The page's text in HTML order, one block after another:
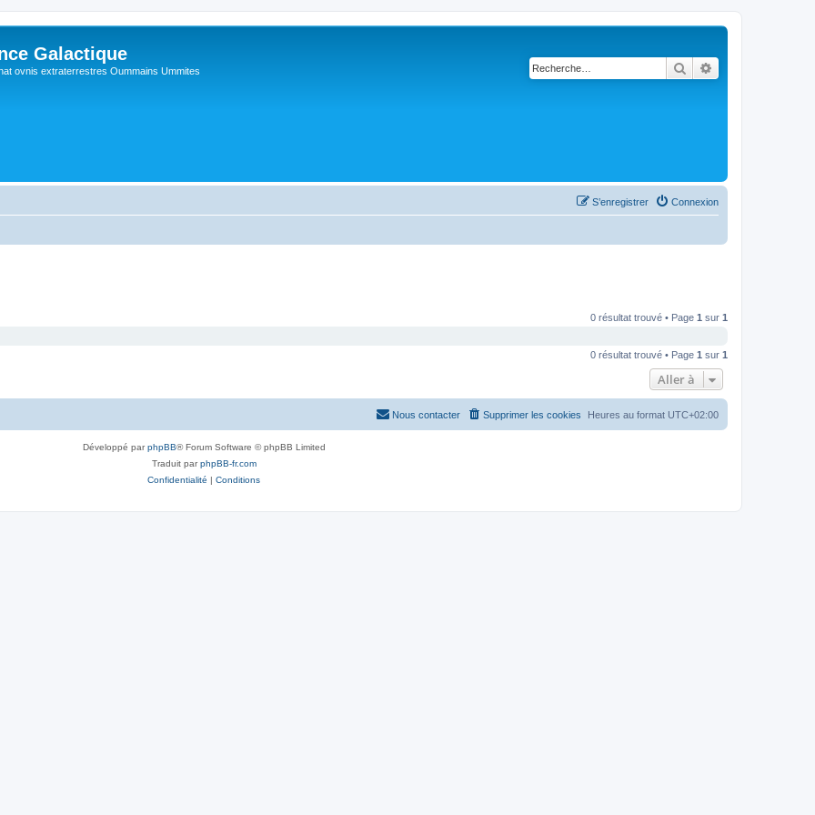
Galactique
ovnis extraterrestres Oummains Ummites Rechercher
Connexion
S’enregistrer
0 résultat trouvé • Page 1 sur 1
0 résultat trouvé • Page 1 sur 1
Aller à
Heures au format UTC+02:00
Supprimer les cookies
Nous contacter
Développé parphpBB® Forum Software © phpBB Limited
Traduit parphpBB-fr.com
Confidentialité | Conditions